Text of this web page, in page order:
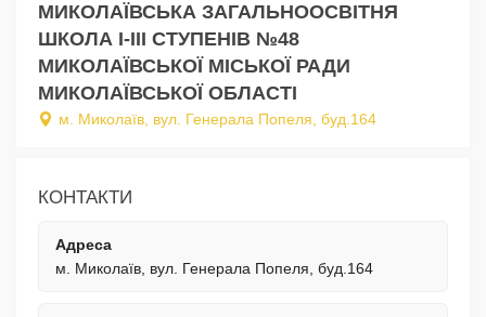
МИКОЛАЇВСЬКА ЗАГАЛЬНООСВІТНЯ
ШКОЛА I-III СТУПЕНІВ №48
МИКОЛАЇВСЬКОЇ МІСЬКОЇ РАДИ
МИКОЛАЇВСЬКОЇ ОБЛАСТІ
м. Миколаїв, вул. Генерала Попеля, буд.164
КОНТАКТИ
Адреса
м. Миколаїв, вул. Генерала Попеля, буд.164